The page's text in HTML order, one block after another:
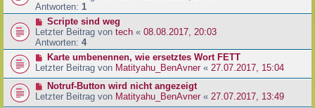
Antworten: 1
Scripte sind weg
Letzter Beitrag von tech « 08.08.2017, 20:03
Antworten: 4
Karte umbenennen, wie ersetztes Wort FETT
Letzter Beitrag von Matityahu_BenAvner« 27.07.2017, 15:04
Notruf-Button wird nicht angezeigt
Letzter Beitrag von Matityahu_BenAvner « 27.07.2017, 13:49